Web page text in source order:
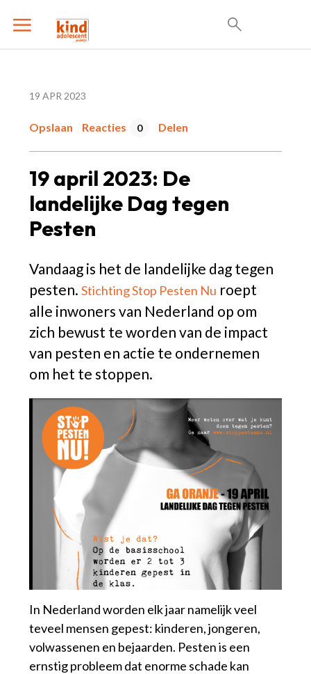
19 APR 2023
Opslaan Reacties 0 Delen
19 april 2023: De
landelijke Dag tegen
Pesten
Vandaag is het de landelijke dag tegen
pesten. Stichting Stop Pesten Nu roept
alle inwoners van Nederland op om
zich bewust te worden van de impact
van pesten en actie te ondernemen
om het te stoppen.
In Nederland worden elk jaar namelijk veel
teveel mensen gepest: kinderen, jongeren,
volwassenen en bejaarden. Pesten is een
ernstig probleem dat enorme schade kan